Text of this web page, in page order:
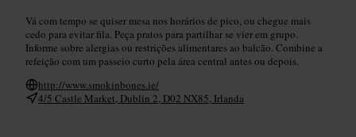
Vá com tempo se quiser mesa nos horários de pico, ou chegue mais
cedo para evitar fila. Peça pratos para partilhar se vier em grupo.
Informe sobre alergias ou restrições alimentares ao balcão. Combine a
refeição com um passeio curto pela área central antes ou depois.
http://www.smokinbones.ie/
4/5 Castle Market, Dublin 2, D02 NX85, Irlanda